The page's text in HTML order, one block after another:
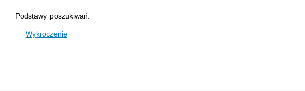
Podstawy poszukiwań:
Wykroczenie